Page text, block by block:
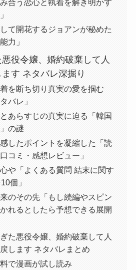
合う恋心と執着を解き明かす
て開花するジョアンが秘めた
力」
役令嬢、婚約破棄して人
す ネタバレ深掘り
を断ち切り真実の愛を掴む
バレ」
あらすじの真実に迫る「韓国
の謎
したポイントを凝縮した「読
コミ・感想レビュー」
や「よくある質問 結末に関す
個」
のその先「もし続編やスピン
れるとしたら予想できる展開
た悪役令嬢、婚約破棄して人
します ネタバレまとめ
で漫画が試し読み